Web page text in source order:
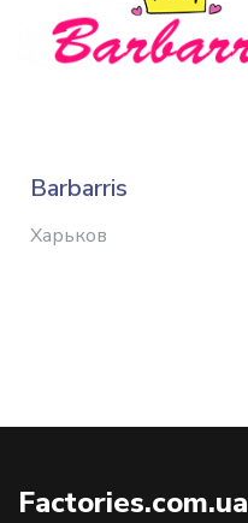
Barbarris
Харьков
Factories.com.ua